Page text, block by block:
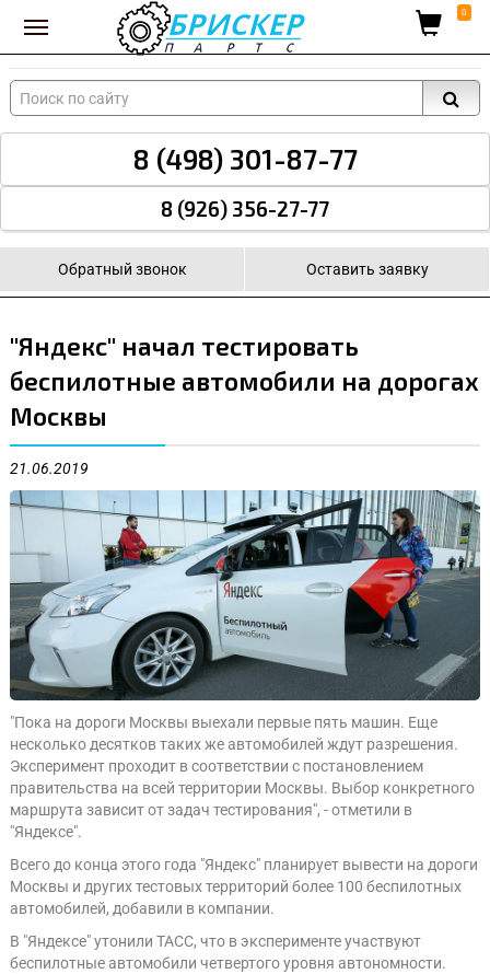
Вход для поставщиков 0
8 (498) 301-87-77
8 (926) 356-27-77
Обратный звонок Оставить заявку
"Яндекс" начал тестировать
беспилотные автомобили на дорогах
Москвы
21.06.2019
"Пока на дороги Москвы выехали первые пять машин. Еще
несколько десятков таких же автомобилей ждут разрешения.
Эксперимент проходит в соответствии с постановлением
правительства на всей территории Москвы. Выбор конкретного
маршрута зависит от задач тестирования", - отметили в
"Яндексе".
Всего до конца этого года "Яндекс" планирует вывести на дороги
Москвы и других тестовых территорий более 100 беспилотных
автомобилей, добавили в компании.
В "Яндексе" утонили ТАСС, что в эксперименте участвуют
беспилотные автомобили четвертого уровня автономности.